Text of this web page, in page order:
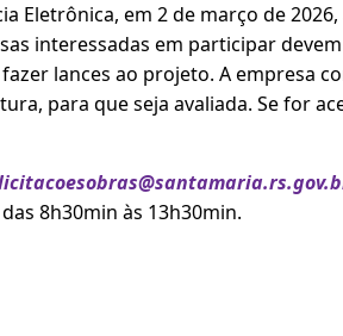
Eletrônica, em 2 de março de
interessadas em participar
lances ao projeto. A empresa
para que seja avaliada. Se for
8h30min às 13h30min.